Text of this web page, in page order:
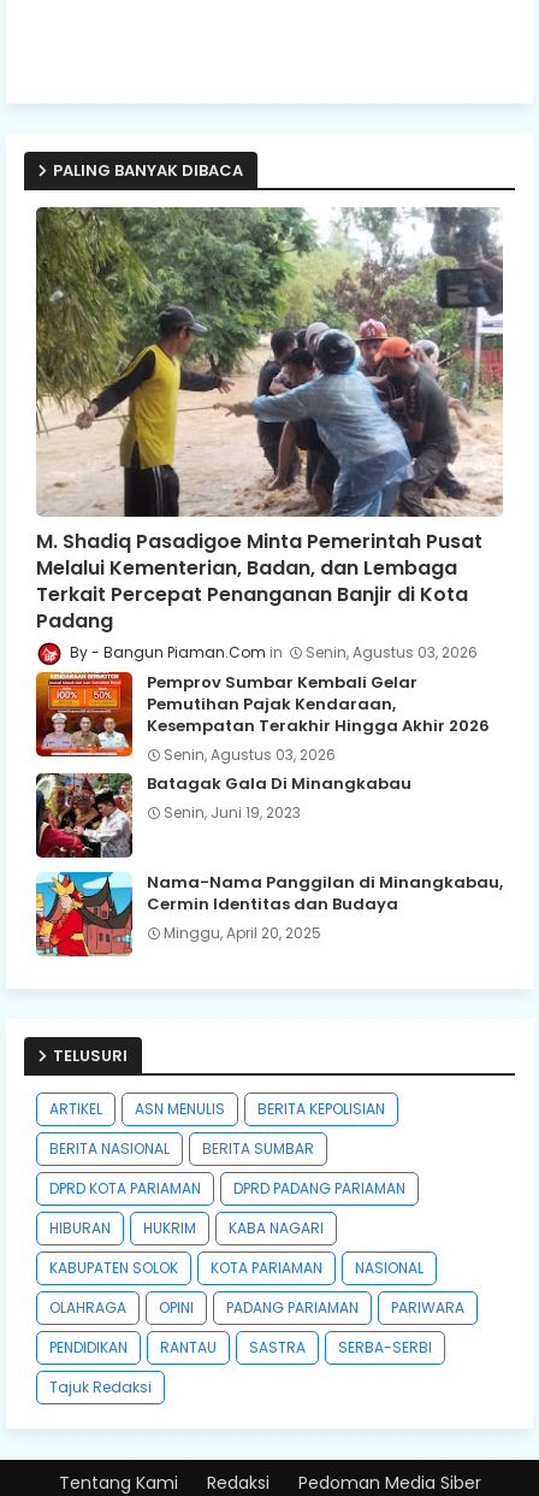
PALING BANYAK DIBACA
M. Shadiq Pasadigoe Minta Pemerintah Pusat
Melalui Kementerian, Badan, dan Lembaga
Terkait Percepat Penanganan Banjir di Kota
Padang
Bangun Piaman.Com Senin, Agustus 03, 2026
Pemprov Sumbar Kembali Gelar
Pemutihan Pajak Kendaraan,
Kesempatan Terakhir Hingga Akhir 2026
Senin, Agustus 03, 2026
Batagak Gala Di Minangkabau
Senin, Juni 19, 2023
Nama-Nama Panggilan di Minangkabau,
Cermin Identitas dan Budaya
Minggu, April 20, 2025
TELUSURI
ARTIKEL ASN MENULIS
BERITA KEPOLISIAN
BERITA NASIONAL
BERITA SUMBAR
DPRD KOTA PARIAMAN
DPRD PADANG PARIAMAN
HIBURAN
HUKRIM
KABA NAGARI
KABUPATEN SOLOK
KOTA PARIAMAN
NASIONAL
OLAHRAGA
OPINI PADANG PARIAMAN
PARIWARA
PENDIDIKAN
RANTAU SASTRA
SERBA-SERBI
Tajuk Redaksi
Tentang Kami Redaksi Pedoman Media Siber